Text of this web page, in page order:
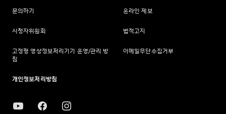
문의하기 온라인 제보
시청자위원회 법적고지
고정형 영상정보처리기기 운영/관리 방
침
이메일무단수집거부
개인정보처리방침